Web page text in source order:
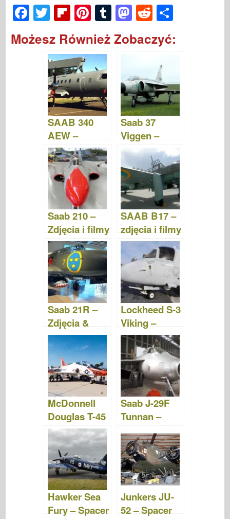
F
a
c
T
wi
tt
er
Fl
ip
b
o
ar
d
Pi
nt
er
e
st
T
u
m
M
a
st
d
o
n
R
e
d
di
t
ar
Możesz Również Zobaczyć:
SAAB 340
AEW –
Zdjęcia i filmy
Saab 37
Viggen –
zdjęcia i filmy
Saab 210 –
Zdjęcia i filmy
SAAB B17 –
zdjęcia i filmy
Saab 21R –
Zdjęcia &
wideo
Lockheed S-3
Viking –
Zdjęcia &
Film
McDonnell
Douglas T-45
Goshawk –
Zdjęcia &
Wideo
Saab J-29F
Tunnan –
zdjęcia i film
Hawker Sea
Fury – Spacer
Junkers JU-
52 – Spacer